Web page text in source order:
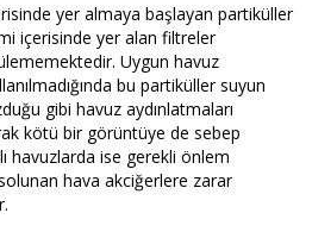
yer almaya başlayan partiküller
içerisinde yer alan filtreler
Uygun havuz
bu partiküller suyun
gibi havuz aydınlatmaları
kötü bir görüntüye de sebep
havuzlarda ise gerekli önlem
solunan hava akciğerlere zarar